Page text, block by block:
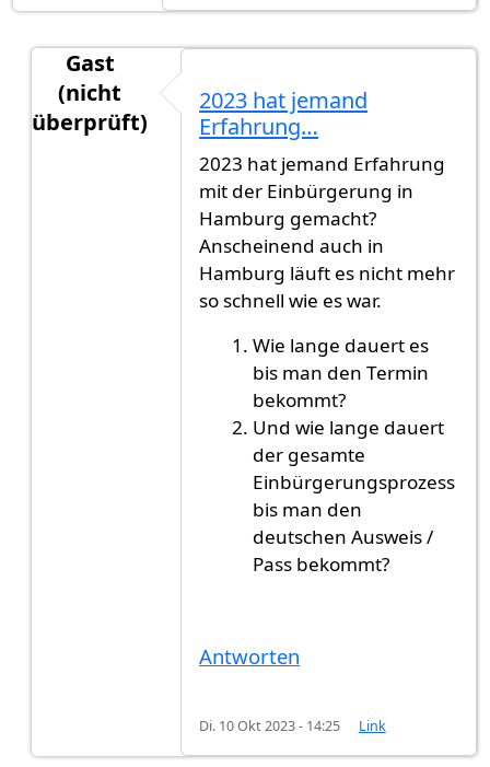
Gast
(nicht
überprüft)
2023 hat jemand
Erfahrung…
2023 hat jemand Erfahrung
mit der Einbürgerung in
Hamburg gemacht?
Anscheinend auch in
Hamburg läuft es nicht mehr
so schnell wie es war.
Wie lange dauert es
bis man den Termin
bekommt?
Und wie lange dauert
der gesamte
Einbürgerungsprozess
bis man den
deutschen Ausweis /
Pass bekommt?
Antworten
Di. 10 Okt 2023 - 14:25 Link